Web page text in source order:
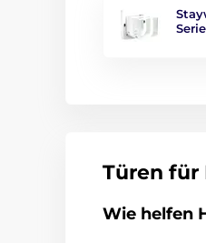
Türen für
Wie helfen